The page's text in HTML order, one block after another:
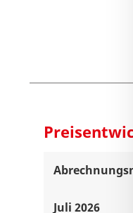
Juli 2026